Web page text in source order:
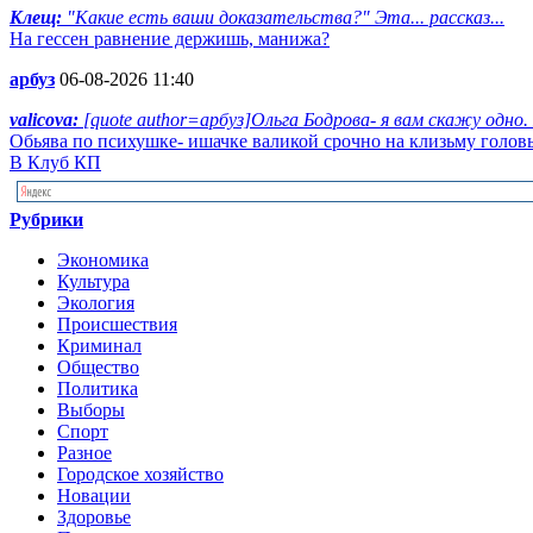
Клещ: "Какие есть ваши доказательства?" Эта... рассказ...
На гессен равнение держишь, манижа?
арбуз 06-08-2026 11:40
valicova: [quote author=арбуз]Ольга Бодрова- я вам скажу
Обьява по психушке- ишачке валикой срочно на клизьму
В Клуб КП
Рубрики
Экономика
Культура
Экология
Происшествия
Криминал
Общество
Политика
Выборы
Спорт
Разное
Городское хозяйство
Новации
Здоровье